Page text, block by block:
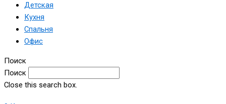
Детская
Кухня
Спальня
Офис
Поиск
Поиск
Close this search box.